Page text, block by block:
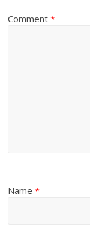
Comment*
Name*